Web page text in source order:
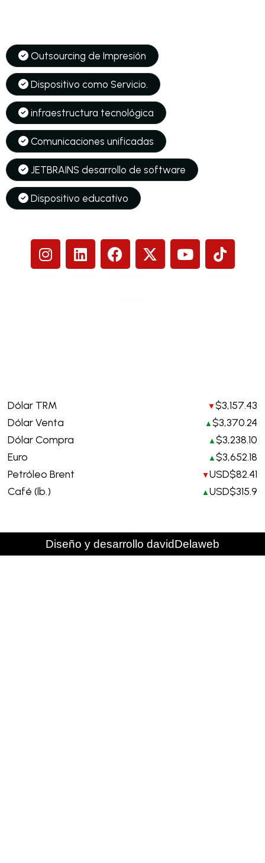
Outsourcing de Impresión
Dispositivo como Servicio.
infraestructura tecnológica
Comunicaciones unificadas
JETBRAINS desarrollo de software
Dispositivo educativo
Dólar TRM ▼ $3,157.43
Dólar Venta
▲ $3,370.24
Dólar Compra
▲ $3,238.10
Euro
▲ $3,652.18
Petróleo Brent
▼ USD$82.41
Café (lb.)
▲ USD$315.9
Diseño y desarrollo davidDelaweb